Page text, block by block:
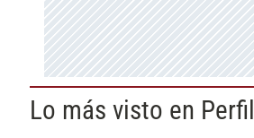
Lo más visto en Perfil